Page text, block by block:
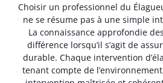
Choisir un professionnel du
ne se résume pas à une simple
La connaissance approfondie
différence lorsqu’il s’agit de
durable. Chaque intervention
tenant compte de